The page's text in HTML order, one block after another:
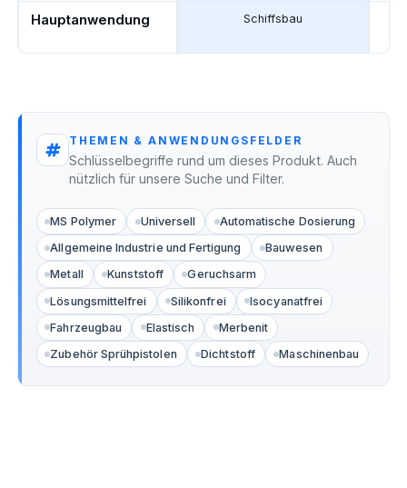
Hauptanwendung Schiffsbau
THEMEN & ANWENDUNGSFELDER
Schlüsselbegriffe rund um dieses Produkt. Auch
nützlich für unsere Suche und Filter.
MS Polymer Universell
Automatische Dosierung
Allgemeine Industrie und Fertigung
Bauwesen
Metall
Kunststoff
Geruchsarm
Lösungsmittelfrei
Silikonfrei
Isocyanatfrei
Fahrzeugbau
Elastisch
Merbenit
Zubehör Sprühpistolen
Dichtstoff Maschinenbau